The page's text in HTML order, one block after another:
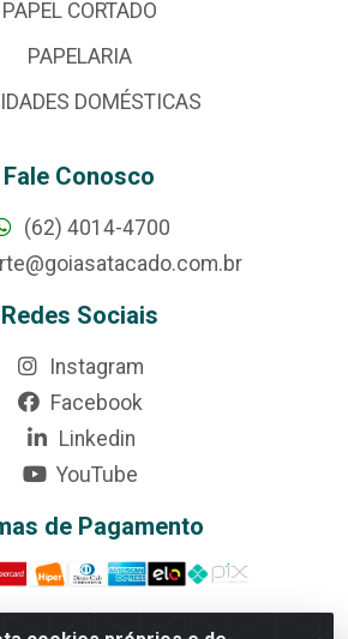
PAPEL CORTADO
PAPELARIA
DOMÉSTICAS
Fale Conosco
(62) 4014-4700
Redes Sociais
Instagram
Facebook
Linkedin
YouTube
de Pagamento